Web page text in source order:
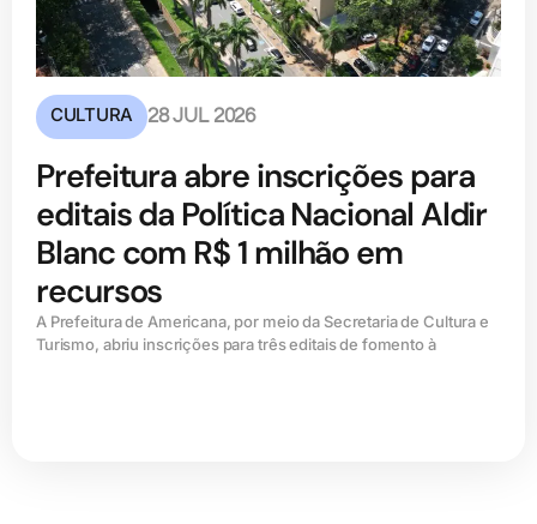
CULTURA 28 JUL 2026
Prefeitura abre inscrições para
editais da Política Nacional Aldir
Blanc com R$ 1 milhão em
recursos
A Prefeitura de Americana, por meio da Secretaria de Cultura e
Turismo, abriu inscrições para três editais de fomento à